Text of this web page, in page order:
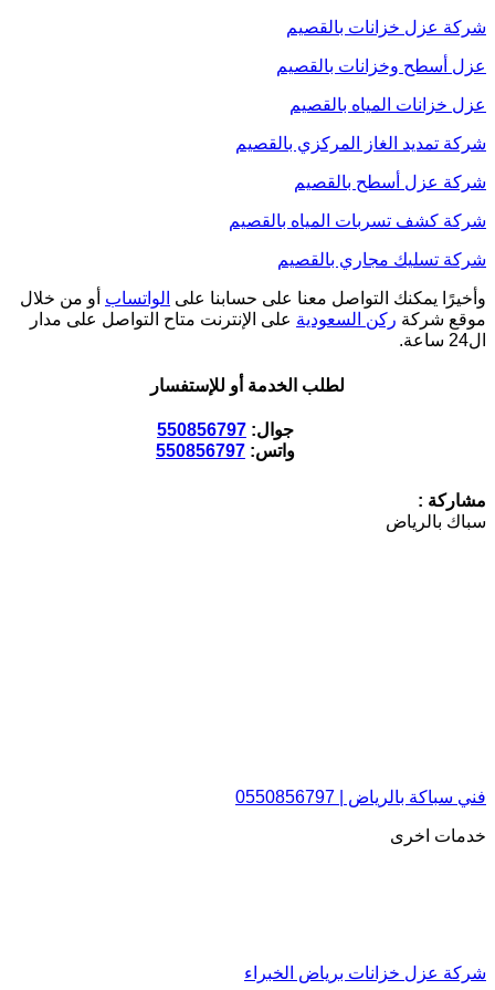
شركة عزل خزانات بالقصيم
عزل أسطح وخزانات بالقصيم
عزل خزانات المياه بالقصيم
شركة تمديد الغاز المركزي بالقصيم
شركة عزل أسطح بالقصيم
شركة كشف تسربات المياه بالقصيم
شركة تسليك مجاري بالقصيم
وأخيرًا يمكنك التواصل معنا على حسابنا على الواتساب أو من خلال
موقع شركة ركن السعودية على الإنترنت متاح التواصل على مدار
ال24 ساعة.
لطلب الخدمة أو للإستفسار
جوال: 550856797
واتس: 550856797
مشاركة :
سباك بالرياض
فني سباكة بالرياض | 0550856797
خدمات اخرى
شركة عزل خزانات برياض الخبراء